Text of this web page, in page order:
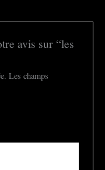
avis sur “les
Les champs